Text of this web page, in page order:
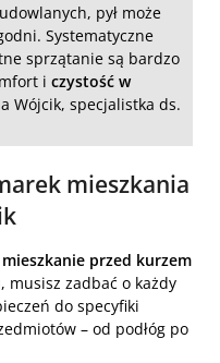
pył może
Systematyczne
sprzątanie są bardzo
i czystość w
Wójcik, specjalistka ds.
mieszkania
przed kurzem
, musisz zadbać o każdy
do specyfiki
– od podłóg po